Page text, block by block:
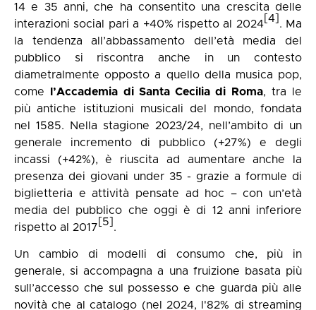
14 e 35 anni, che ha consentito una crescita delle
interazioni social pari a +40% rispetto al 2024 [4] . Ma
la tendenza all’abbassamento dell’età media del
pubblico si riscontra anche in un contesto
diametralmente opposto a quello della musica pop,
come
l’Accademia di Santa Cecilia di Roma, tra le
più antiche istituzioni musicali del mondo, fondata
nel 1585. Nella stagione 2023/24, nell’ambito di un
generale incremento di pubblico (+27%) e degli
incassi (+42%), è riuscita ad aumentare anche la
presenza dei giovani under 35 - grazie a formule di
biglietteria e attività pensate ad hoc – con un’età
media del pubblico che oggi è di 12 anni inferiore
rispetto al 2017 [5] .
Un cambio di modelli di consumo che, più in
generale, si accompagna a una fruizione basata più
sull’accesso che sul possesso e che guarda più alle
novità che al catalogo (nel 2024, l'82% di streaming